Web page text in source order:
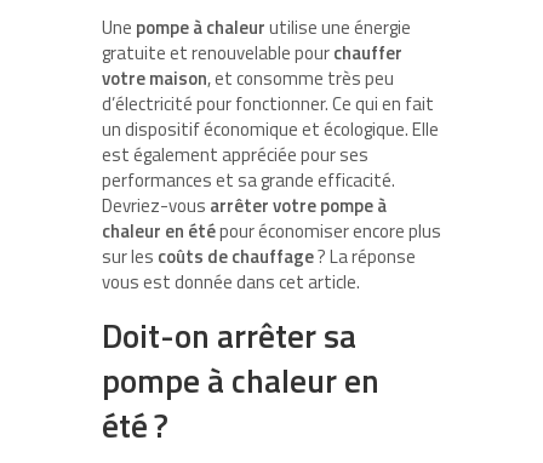
Une pompe à chaleurutilise une énergie
gratuite et renouvelable pourchauffer
votre maison, et consomme très peu
d’électricité pour fonctionner. Ce qui en fait
un dispositif économique et écologique. Elle
est également appréciée pour ses
performances et sa grande efficacité.
Devriez-vous arrêter votre pompe à
chaleur en étépour économiser encore plus
sur les coûts de chauffage? La réponse
vous est donnée dans cet article.
Doit-on arrêter sa
pompe à chaleur en
été ?